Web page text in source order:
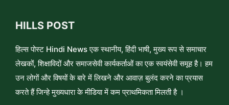
HILLS POST
हिल्स पोस्ट Hindi News एक स्थानीय, हिंदी भाषी, मुख्य रूप से समाचार
लेखकों, शिक्षाविदों और समाजसेवी कार्यकर्ताओं का एक स्वयंसेवी समूह है। हम
उन लोगों और विषयों के बारे में लिखने और आवाज़ बुलंद करने का प्रयास
करते हैं जिन्हे मुख्यधारा के मीडिया में कम प्राथमिकता मिलती है ।